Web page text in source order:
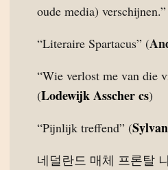
oude media)
“Literaire Spartacus” (
“Wie verlost me van die
(Lodewijk Asscher cs)
“Pijnlijk treffend” (
네덜란드 매체 프론탈